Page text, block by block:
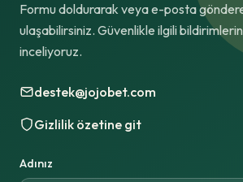
Formu doldurarak veya e-posta
ulaşabilirsiniz. Güvenlikle ilgili
inceliyoruz.
destek@jojobet.com
Gizlilik özetine git
Adınız